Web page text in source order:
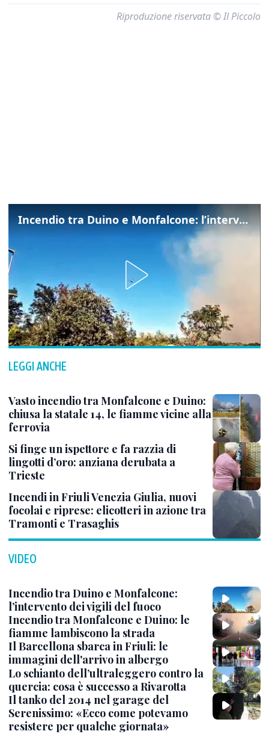
Riproduzione riservata © Il Piccolo
Incendio tra Duino e Monfalcone: l’intervento dei vigili del fuoco
LEGGI ANCHE
Vasto incendio tra Monfalcone e Duino:
chiusa la statale 14, le fiamme vicine alla
ferrovia
Si finge un ispettore e fa razzia di
lingotti d’oro: anziana derubata a
Trieste
Incendi in Friuli Venezia Giulia, nuovi
focolai e riprese: elicotteri in azione tra
Tramonti e Trasaghis
VIDEO
Incendio tra Duino e Monfalcone:
l’intervento dei vigili del fuoco
Incendio tra Monfalcone e Duino: le
fiamme lambiscono la strada
Il Barcellona sbarca in Friuli: le
immagini dell'arrivo in albergo
Lo schianto dell’ultraleggero contro la
quercia: cosa è successo a Rivarotta
Il tanko del 2014 nel garage del
Serenissimo: «Ecco come potevamo
resistere per qualche giornata»